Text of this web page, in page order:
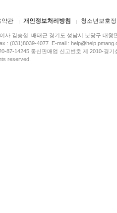
약관 개인정보처리방침 청소년보호
사 김승철, 배태근 경기도 성남시 분당구 대왕
: (031)8039-4077 E-mail :
87-14245 통신판매업 신고번호 제 2010-경
reserved.